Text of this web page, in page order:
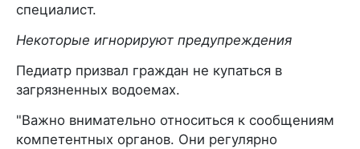
специалист.
Некоторые игнорируют предупреждения
Педиатр призвал граждан не купаться в
загрязненных водоемах.
"Важно внимательно относиться к сообщениям
компетентных органов. Они регулярно